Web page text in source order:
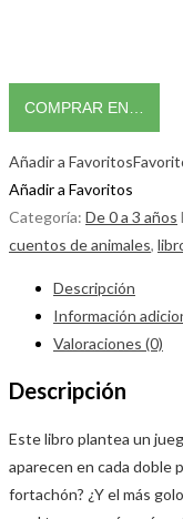
COMPRAR EN…
Añadir a Favoritos
Añadir a Favoritos
Categoría: De 0 a 3 años
cuentos de animales,
Descripción
Información
Valoraciones (0)
Descripción
Este libro plantea un
aparecen en cada doble
fortachón? ¿Y el más